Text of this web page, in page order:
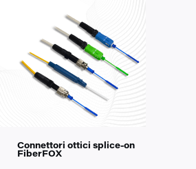
Connettori ottici splice-on
FiberFOX